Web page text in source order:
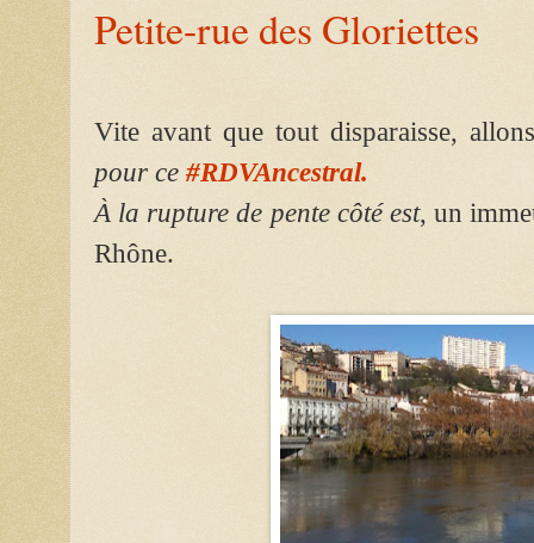
Petite-rue des Gloriettes
Vite avant que tout disparaisse,
pour ce #RDVAncestral.
À la rupture de pente côté est, un
Rhône.